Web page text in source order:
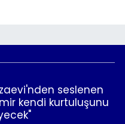
seslenen
kendi kurtuluşunu